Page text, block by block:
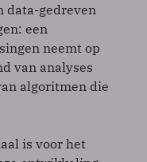
data-gedreven
een
neemt op
van analyses
algoritmen die
is voor het